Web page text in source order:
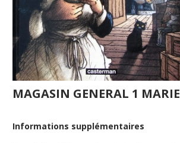
MAGASIN GENERAL 1 MARIE
Informations supplémentaires